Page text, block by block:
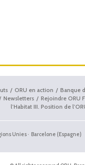
ORU en action Banque
Newsletters Rejoindre ORU
l’Habitat III. Position de
Unies · Barcelone (Espagne)